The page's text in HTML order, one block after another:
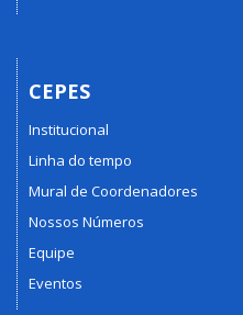
CEPES
Institucional
Linha do tempo
Mural de Coordenadores
Nossos Números
Equipe
Eventos